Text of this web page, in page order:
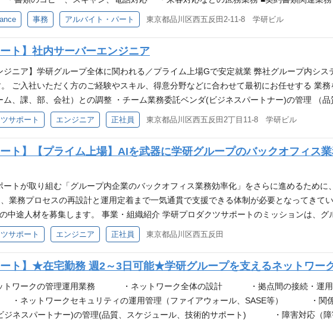
配など) ・契約書類のファイリング・整理 必須スキル ・PCの基本操作ができる方（
な作業ができる方 ・落ち着いた環境で仕事がしたい方 こんな方におすすめ！ ■
業務内容は複雑な専門知識よりも、丁寧な事務作業を コツコツ進めるスタイル。
い方にぴったりのワークライフバランスです。 採用会社 株式会社学研Ａｄｖａｎｃ
育を基軸とした出版社、学研のグループ会社です。 福祉サービス第三者評価機関と
者評価を中心とした事業を行っています。 ＜福祉サービス第三者評価とは＞ 福祉
者が提供する福祉サービスの内容や質、事業者の経営や組織の マネジメント力な
者（事業者や利用者） 以外の公平・中立な第三者の立場で専門的かつ客観的に行
、千葉県）の保育所を中心とした 福祉施設の第三者評価事業 ・全国の保育所向け
客 保育所、認定こども園、幼稚園などの福祉・教育施設 所在地 〒141-0031 東
事務 アルバイト・パート 東京都品川区西五反田2-11-8 学研ビル
ト】社内サーバーエンジニア
ニア】学研グループ全体に関われる／プライム上場Gで安定就業 弊社グループ内シ
ご入社いただく方のご経験やスキル、得意分野などに合わせて最初にお任せする 業
ム、課、部、会社）との調整 ・チーム業務委託ベンダ(ビジネスパートナー)の管理 （
対応・窓口含む） ・問題切り分け（障害発生における原因追究） ・24h365d障害連
チーム業務範囲外なら他へエスカレーションも含む） ・関係会議への出席、場合によ
）の構築、運用経験 ※ドメインの信頼関係、グループポリシーなどの基礎知識を保有
など） 歓迎スキル ・クラウド（AWSやAzure）の運用経験 ・サーバー、ストレ
運用の経験 ・Oracle、SQLServerの運用経験 ・CISCOルータなどネットワーク構築
イクダウンして対応できる方 ・社内ユーザーと直接やりとり（案内、質疑応答、要件
る業務があるためそれに耐えられる方
サポート エンジニア 正社員 東京都品川区西五反田2丁目11-8 学研ビル
ート】【プライム上場】AIを武器に学研グループのバックオフィス
トが取り組む「グループ内企業のバックオフィス業務効率化」をさらに進めるために
業務プロセスの再設計と運用定着まで一気通貫で支援できる体制が必要となってきて
中途人材を募集します。 事業・組織紹介 学研プロダクツサポートのミッションは、
ドサービスすることで、グループの安定的な事業成長を支えることです。業務改革推
ロジェクトを推進しています。 業務内容 バックオフィス業務改革サービスの企画・実
伴う新運用業務の設計と定着支援に取り組んでいます。 応募資格／必須スキル（
ットボット、文書作成支援の設計など） ・現状業務の可視化・整理の経験（業務フロ
（効率化、標準化、運用ルール整備、KPI設計・改善など）※小規模でも可 ・関係者調
など） ・関連部署との円滑なコミュニケーション能力 応募資格／歓迎スキル（WANT
サポート エンジニア 正社員 東京都品川区西五反田
ート】★在宅勤務 週2～3日可能★学研グループを支えるネットワー
ネットワークの管理運用業務 ・ネットワーク全体の設計 ・拠点間の接続
ットワークセキュリティの運用管理（ファイアウォール、SASE等） ・関係
スパートナー)の管理(品質、スケジュール、技術的サポート) ・障害対応（